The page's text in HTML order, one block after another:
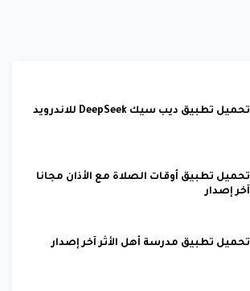
تحميل تطبيق ديب سيك DeepSeek للاندرويد
تحميل تطبيق أوقات الصلاة مع الأذان مجانا
آخر إصدار
تحميل تطبيق مدرسة أهل الأثر آخر إصدار